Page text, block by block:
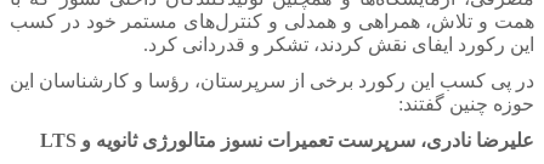
همت و تلاش، همراهی و همدلی و کنترل‌های مستمر خود در کسب
این رکورد ایفای نقش کردند، تشکر و قدردانی کرد.
در پی کسب این رکورد برخی از سرپرستان، رؤسا و کارشناسان این
حوزه چنین گفتند:
علیرضا نادری، سرپرست تعمیرات نسوز متالورژی ثانویه و LTS